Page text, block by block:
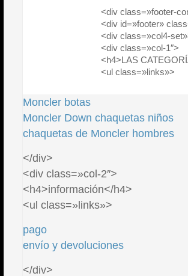
<div class=»footer-
<div id=»footer»
<div class=»col4-
<div class=»col-1″>
<h4>LAS
<ul class=»links»>
Moncler botas
Moncler Down chaquetas niños
chaquetas de Moncler hombres
</div>
<div class=»col-2″>
<h4>información</h4>
<ul class=»links»>
pago
envío y devoluciones
</div>